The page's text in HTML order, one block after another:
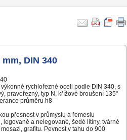
DIN 340
rychlořezné oceli podle DIN 340, s
pravořezný, typ N, křížové broušení 135°
průměru h8
přesnost v průmyslu a řemeslu
legované a nelegované, šedé litiny, tvárné
grafitu. Pevnost v tahu do 900